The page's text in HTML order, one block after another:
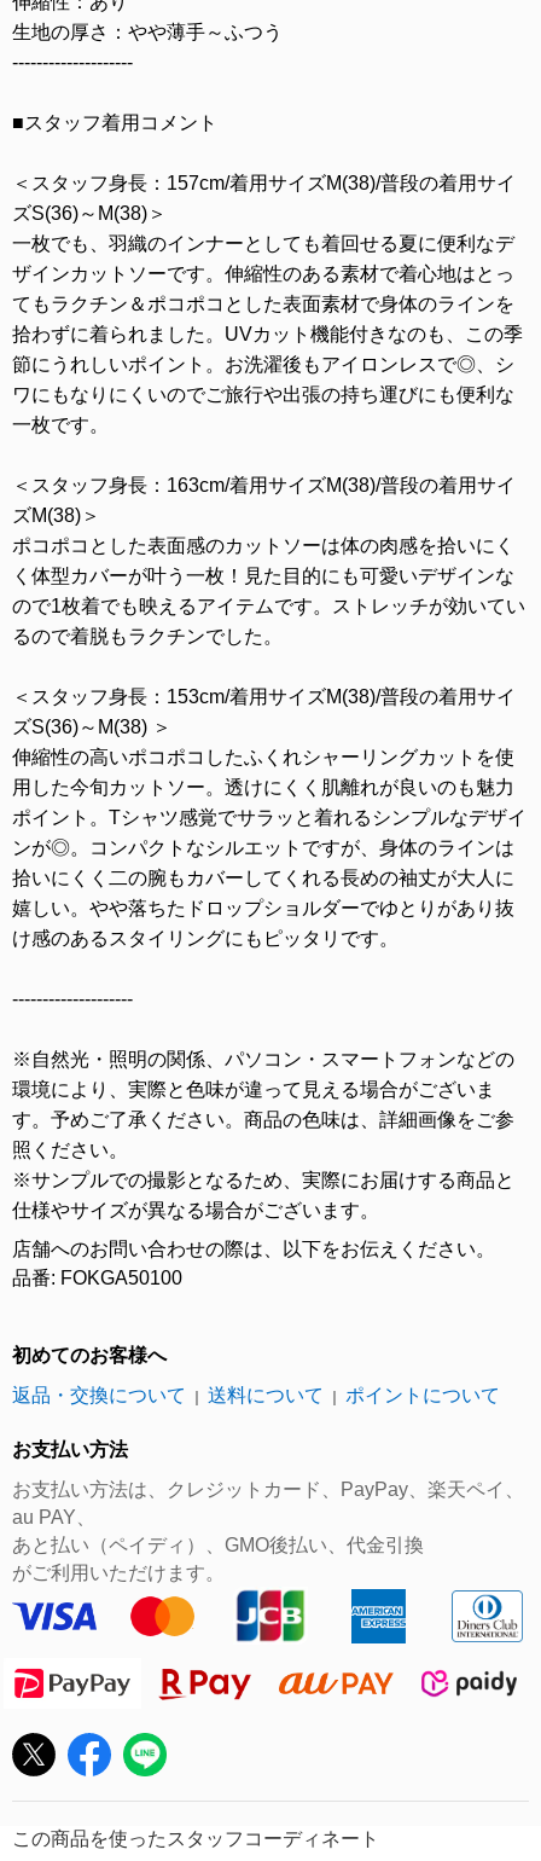
生地の厚さ：やや薄手～ふつう
--------------------
■スタッフ着用コメント
＜スタッフ身長：157cm/着用サイズM(38)/普段の着用サイ
ズS(36)～M(38)＞
一枚でも、羽織のインナーとしても着回せる夏に便利なデ
ザインカットソーです。伸縮性のある素材で着心地はとっ
てもラクチン＆ポコポコとした表面素材で身体のラインを
拾わずに着られました。UVカット機能付きなのも、この季
節にうれしいポイント。お洗濯後もアイロンレスで◎、シ
ワにもなりにくいのでご旅行や出張の持ち運びにも便利な
一枚です。
＜スタッフ身長：163cm/着用サイズM(38)/普段の着用サイ
ズM(38)＞
ポコポコとした表面感のカットソーは体の肉感を拾いにく
く体型カバーが叶う一枚！見た目的にも可愛いデザインな
ので1枚着でも映えるアイテムです。ストレッチが効いてい
るので着脱もラクチンでした。
＜スタッフ身長：153cm/着用サイズM(38)/普段の着用サイ
ズS(36)～M(38) ＞
伸縮性の高いポコポコしたふくれシャーリングカットを使
用した今旬カットソー。透けにくく肌離れが良いのも魅力
ポイント。Tシャツ感覚でサラッと着れるシンプルなデザイ
ンが◎。コンパクトなシルエットですが、身体のラインは
拾いにくく二の腕もカバーしてくれる長めの袖丈が大人に
嬉しい。やや落ちたドロップショルダーでゆとりがあり抜
け感のあるスタイリングにもピッタリです。
--------------------
※自然光・照明の関係、パソコン・スマートフォンなどの
環境により、実際と色味が違って見える場合がございま
す。予めご了承ください。商品の色味は、詳細画像をご参
照ください。
※サンプルでの撮影となるため、実際にお届けする商品と
仕様やサイズが異なる場合がございます。
店舗へのお問い合わせの際は、以下をお伝えください。
品番: FOKGA50100
初めてのお客様へ
返品・交換について
｜ 送料について ｜ ポイントについて
お支払い方法
お支払い方法は、クレジットカード、PayPay、楽天ペイ、
au PAY、
あと払い（ペイディ）、GMO後払い、代金引換
がご利用いただけます。
この商品を使ったスタッフコーディネート